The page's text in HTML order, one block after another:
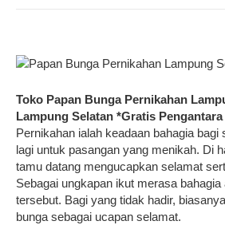
Toko Papan Bunga Pernikahan
Lampung Selatan *Gratis Pengantara
Pernikahan ialah keadaan bahagia bagi
lagi untuk pasangan yang menikah. Di
tamu datang mengucapkan selamat
Sebagai ungkapan ikut merasa
tersebut. Bagi yang tidak hadir,
bunga sebagai ucapan selamat.